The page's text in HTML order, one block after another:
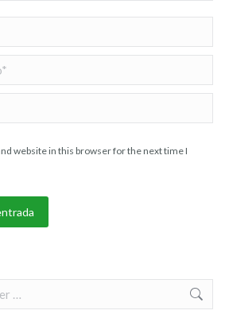
website in this browser for the next time I